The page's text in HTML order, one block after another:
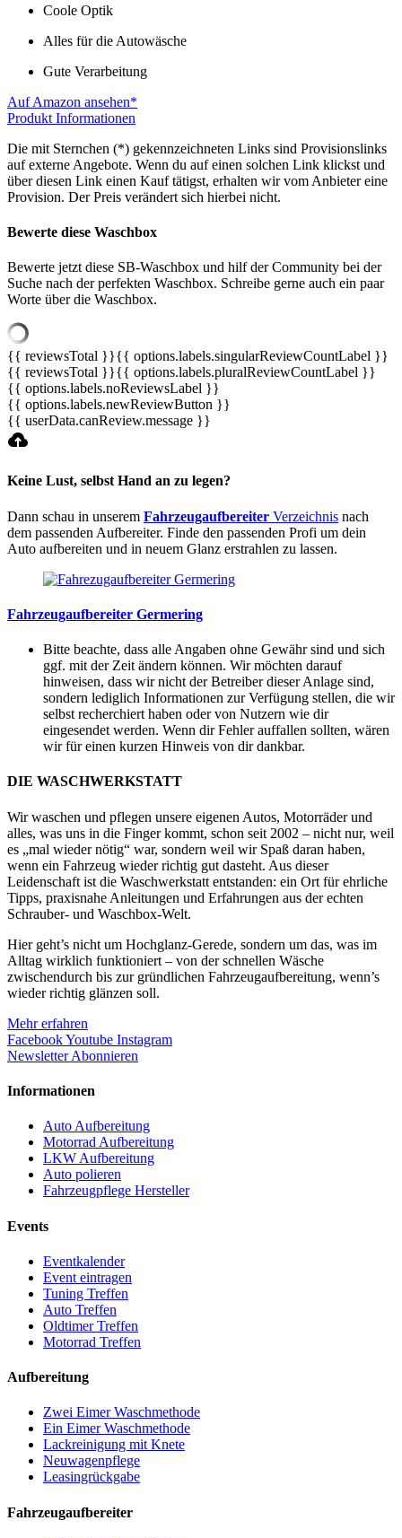
Coole Optik
Alles für die Autowäsche
Gute Verarbeitung
Auf Amazon ansehen*
Produkt Informationen
Die mit Sternchen (*) gekennzeichneten Links sind Provisionslinks
auf externe Angebote. Wenn du auf einen solchen Link klickst und
über diesen Link einen Kauf tätigst, erhalten wir vom Anbieter eine
Provision. Der Preis verändert sich hierbei nicht.
Bewerte diese Waschbox
Bewerte jetzt diese SB-Waschbox und hilf der Community bei der
Suche nach der perfekten Waschbox. Schreibe gerne auch ein paar
Worte über die Waschbox.
{{ reviewsTotal }}{{ options.labels.singularReviewCountLabel }}
{{ reviewsTotal }}{{ options.labels.pluralReviewCountLabel }}
{{ options.labels.noReviewsLabel }}
{{ options.labels.newReviewButton }}
{{ userData.canReview.message }}
Keine Lust, selbst Hand an zu legen?
Dann schau in unserem Fahrzeugaufbereiter Verzeichnis nach
dem passenden Aufbereiter. Finde den passenden Profi um dein
Auto aufbereiten und in neuem Glanz erstrahlen zu lassen.
Fahrzeugaufbereiter Germering
Bitte beachte, dass alle Angaben ohne Gewähr sind und sich
ggf. mit der Zeit ändern können. Wir möchten darauf
hinweisen, dass wir nicht der Betreiber dieser Anlage sind,
sondern lediglich Informationen zur Verfügung stellen, die wir
selbst recherchiert haben oder von Nutzern wie dir
eingesendet werden. Wenn dir Fehler auffallen sollten, wären
wir für einen kurzen Hinweis von dir dankbar.
DIE WASCHWERKSTATT
Wir waschen und pflegen unsere eigenen Autos, Motorräder und
alles, was uns in die Finger kommt, schon seit 2002 – nicht nur, weil
es „mal wieder nötig“ war, sondern weil wir Spaß daran haben,
wenn ein Fahrzeug wieder richtig gut dasteht. Aus dieser
Leidenschaft ist die Waschwerkstatt entstanden: ein Ort für ehrliche
Tipps, praxisnahe Anleitungen und Erfahrungen aus der echten
Schrauber- und Waschbox-Welt.
Hier geht’s nicht um Hochglanz-Gerede, sondern um das, was im
Alltag wirklich funktioniert – von der schnellen Wäsche
zwischendurch bis zur gründlichen Fahrzeugaufbereitung, wenn’s
wieder richtig glänzen soll.
Mehr erfahren
FacebookYoutube Instagram
Newsletter Abonnieren
Informationen
Auto Aufbereitung
Motorrad Aufbereitung
LKW Aufbereitung
Auto polieren
Fahrzeugpflege Hersteller
Events
Eventkalender
Event eintragen
Tuning Treffen
Auto Treffen
Oldtimer Treffen
Motorrad Treffen
Aufbereitung
Zwei Eimer Waschmethode
Ein Eimer Waschmethode
Lackreinigung mit Knete
Neuwagenpflege
Leasingrückgabe
Fahrzeugaufbereiter